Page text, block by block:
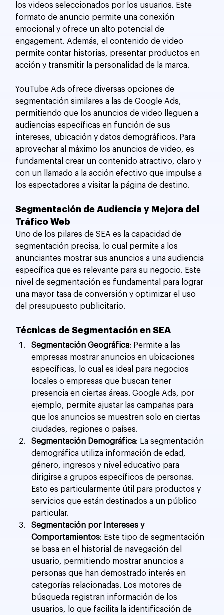
los videos seleccionados por los usuarios. Este
formato de anuncio permite una conexión
emocional y ofrece un alto potencial de
engagement. Además, el contenido de video
permite contar historias, presentar productos en
acción y transmitir la personalidad de la marca.
YouTube Ads ofrece diversas opciones de
segmentación similares a las de Google Ads,
permitiendo que los anuncios de video lleguen a
audiencias específicas en función de sus
intereses, ubicación y datos demográficos. Para
aprovechar al máximo los anuncios de video, es
fundamental crear un contenido atractivo, claro y
con un llamado a la acción efectivo que impulse a
los espectadores a visitar la página de destino.
Segmentación de Audiencia y Mejora del
Tráfico Web
Uno de los pilares de SEA es la capacidad de
segmentación precisa, lo cual permite a los
anunciantes mostrar sus anuncios a una audiencia
específica que es relevante para su negocio. Este
nivel de segmentación es fundamental para lograr
una mayor tasa de conversión y optimizar el uso
del presupuesto publicitario.
Técnicas de Segmentación en SEA
Segmentación Geográfica: Permite a las
empresas mostrar anuncios en ubicaciones
específicas, lo cual es ideal para negocios
locales o empresas que buscan tener
presencia en ciertas áreas. Google Ads, por
ejemplo, permite ajustar las campañas para
que los anuncios se muestren solo en ciertas
ciudades, regiones o países.
Segmentación Demográfica: La segmentación
demográfica utiliza información de edad,
género, ingresos y nivel educativo para
dirigirse a grupos específicos de personas.
Esto es particularmente útil para productos y
servicios que están destinados a un público
particular.
Segmentación por Intereses y
Comportamientos: Este tipo de segmentación
se basa en el historial de navegación del
usuario, permitiendo mostrar anuncios a
personas que han demostrado interés en
categorías relacionadas. Los motores de
búsqueda registran información de los
usuarios, lo que facilita la identificación de